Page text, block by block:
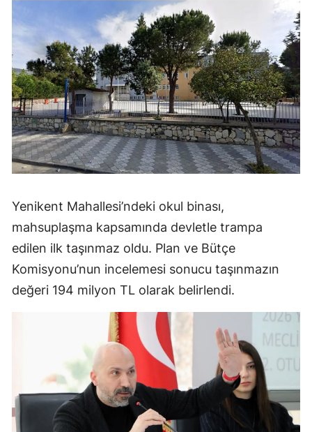
Yenikent Mahallesi’ndeki okul binası,
mahsuplaşma kapsamında devletle trampa
edilen ilk taşınmaz oldu. Plan ve Bütçe
Komisyonu’nun incelemesi sonucu taşınmazın
değeri 194 milyon TL olarak belirlendi.